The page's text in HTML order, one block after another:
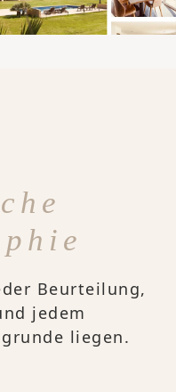
Beurteilung,
jedem
liegen.